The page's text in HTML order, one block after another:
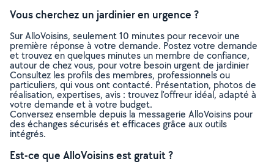
Vous cherchez un jardinier en urgence ?
Sur AlloVoisins, seulement 10 minutes pour recevoir une
première réponse à votre demande. Postez votre demande
et trouvez en quelques minutes un membre de confiance,
autour de chez vous, pour votre besoin urgent de jardinier
Consultez les profils des membres, professionnels ou
particuliers, qui vous ont contacté. Présentation, photos de
réalisation, expertises, avis : trouvez l'offreur idéal, adapté à
votre demande et à votre budget.
Conversez ensemble depuis la messagerie AlloVoisins pour
des échanges sécurisés et efficaces grâce aux outils
intégrés.
Est-ce que AlloVoisins est gratuit ?